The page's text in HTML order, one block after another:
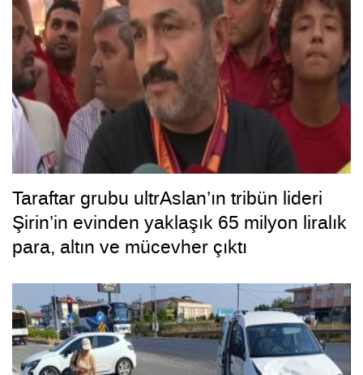
Taraftar grubu ultrAslan’ın tribün lideri
Şirin’in evinden yaklaşık 65 milyon liralık
para, altın ve mücevher çıktı